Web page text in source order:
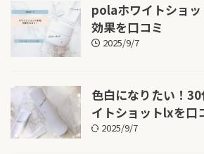
polaホワイトショッ
効果を口コミ
2025/9/7
色白になりたい！
イトショットlxを口
2025/9/7